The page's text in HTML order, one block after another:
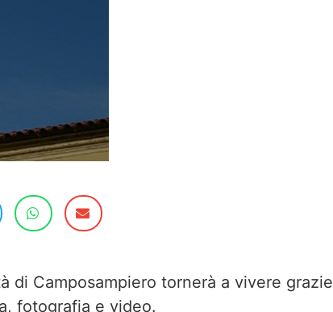
di Camposampiero tornerà a vivere grazie
fotografia e video.